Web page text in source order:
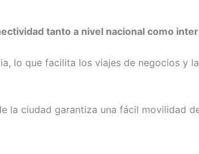
tanto a nivel nacional como
lo que facilita los viajes de negocios y
la ciudad garantiza una fácil movilidad